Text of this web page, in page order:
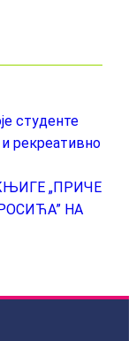
студенте
рекреативно
„ПРИЧЕ
НА